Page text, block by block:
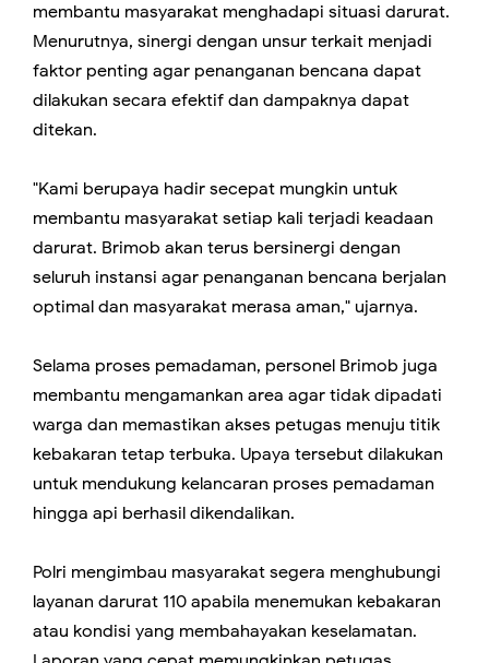
membantu masyarakat menghadapi situasi darurat.
Menurutnya, sinergi dengan unsur terkait menjadi
faktor penting agar penanganan bencana dapat
dilakukan secara efektif dan dampaknya dapat
ditekan.
"Kami berupaya hadir secepat mungkin untuk
membantu masyarakat setiap kali terjadi keadaan
darurat. Brimob akan terus bersinergi dengan
seluruh instansi agar penanganan bencana berjalan
optimal dan masyarakat merasa aman," ujarnya.
Selama proses pemadaman, personel Brimob juga
membantu mengamankan area agar tidak dipadati
warga dan memastikan akses petugas menuju titik
kebakaran tetap terbuka. Upaya tersebut dilakukan
untuk mendukung kelancaran proses pemadaman
hingga api berhasil dikendalikan.
Polri mengimbau masyarakat segera menghubungi
layanan darurat 110 apabila menemukan kebakaran
atau kondisi yang membahayakan keselamatan.